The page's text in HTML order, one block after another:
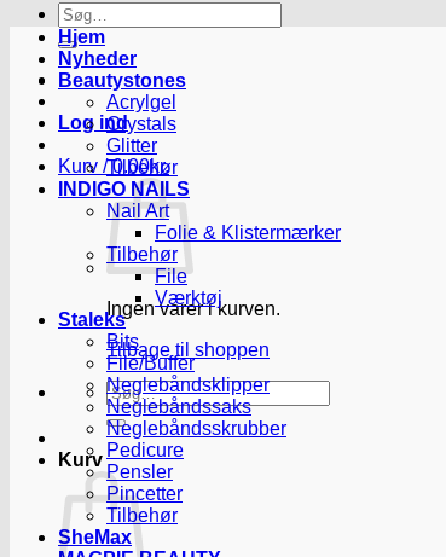
Søg
efter:
Log ind
Kurv /0.00kr.
Ingen varer i kurven.
Tilbage til shoppen
Søg
efter:
Kurv
Hjem
Nyheder
Beautystones
Acrylgel
Crystals
Glitter
Tilbehør
INDIGO NAILS
Nail Art
Folie & Klistermærker
Tilbehør
File
Værktøj
Staleks
Bits
File/Buffer
Neglebåndsklipper
Neglebåndssaks
Neglebåndsskrubber
Pedicure
Pensler
Pincetter
Tilbehør
SheMax